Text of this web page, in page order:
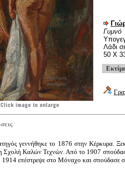
Γυμνό
Λάδι
50 Χ
γεννήθηκε το 1876 στην Κέρκυρα.
Σχολή Καλών Τεχνών. Από το 1907
1914 επέστρεψε στο Μόναχο και σπούδασε